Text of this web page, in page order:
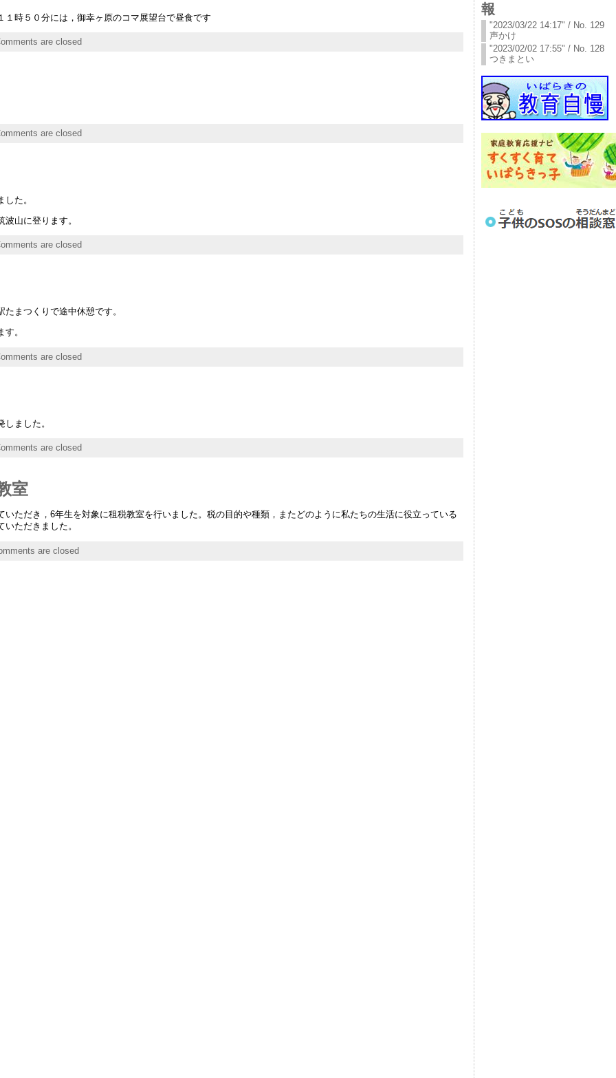
時５０分には，御幸ヶ原のコマ展望台で昼食です
are closed
are closed
た。
山に登ります。
are closed
まつくりで途中休憩です。
。
are closed
ました。
are closed
室
ただき，6年生を対象に租税教室を行いました。税の目的や種類，またどのように私たちの生活に役立っている
ただきました。
are closed
報
"2023/03/22 14:17" / No. 129
声かけ
"2023/02/02 17:55" / No. 128
つきまとい